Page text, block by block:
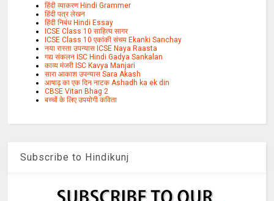
हिंदी व्याकरण Hindi Grammer
हिंदी पत्र लेखन
हिंदी निबंध Hindi Essay
ICSE Class 10 साहित्य सागर
ICSE Class 10 एकांकी संचय Ekanki Sanchay
नया रास्ता उपन्यास ICSE Naya Raasta
गद्य संकलन ISC Hindi Gadya Sankalan
काव्य मंजरी ISC Kavya Manjari
सारा आकाश उपन्यास Sara Akash
आषाढ़ का एक दिन नाटक Ashadh ka ek din
CBSE Vitan Bhag 2
बच्चों के लिए उपयोगी कविता
Subscribe to Hindikunj